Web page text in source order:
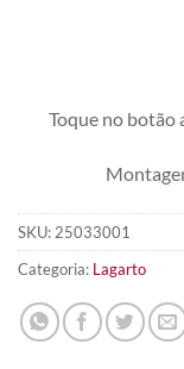
Toque no botão
SKU: 25033001
Categoria: Lagarto